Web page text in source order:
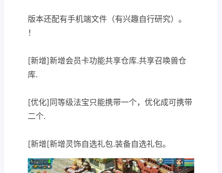
版本还配有手机端文件（有兴趣自行研究）。
！
[新增]新增会员卡功能共享仓库.共享召唤兽仓
库.
[优化]同等级法宝只能携带一个，优化成可携带
二个.
[新增[新增灵饰自选礼包.装备自选礼包。